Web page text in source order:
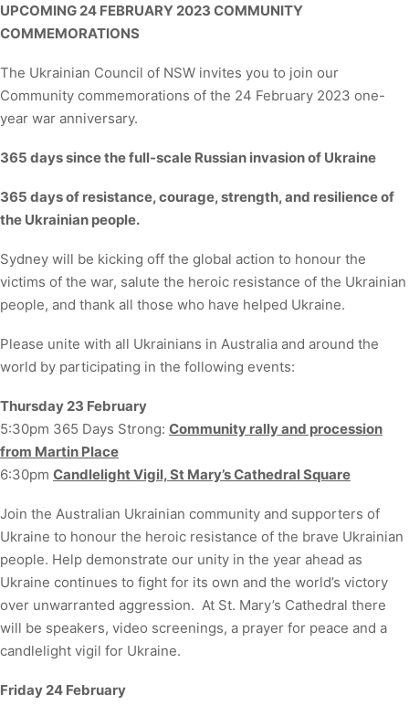
UPCOMING 24 FEBRUARY 2023 COMMUNITY
COMMEMORATIONS
The Ukrainian Council of NSW invites you to join our
Community commemorations of the 24 February 2023 one-
year war anniversary.
365 days since the full-scale Russian invasion of Ukraine
365 days of resistance, courage, strength, and resilience of
the Ukrainian people.
Sydney will be kicking off the global action to honour the
victims of the war, salute the heroic resistance of the Ukrainian
people, and thank all those who have helped Ukraine.
Please unite with all Ukrainians in Australia and around the
world by participating in the following events:
Thursday 23 February
5:30pm 365 Days Strong: Community rally and procession
from Martin Place
6:30pm Candlelight Vigil, St Mary’s Cathedral Square
Join the Australian Ukrainian community and supporters of
Ukraine to honour the heroic resistance of the brave Ukrainian
people. Help demonstrate our unity in the year ahead as
Ukraine continues to fight for its own and the world’s victory
over unwarranted aggression. At St. Mary’s Cathedral there
will be speakers, video screenings, a prayer for peace and a
candlelight vigil for Ukraine.
Friday 24 February